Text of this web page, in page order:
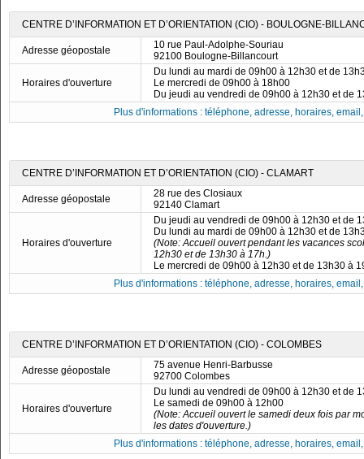
CENTRE D’INFORMATION ET D’ORIENTATION (CIO) - BOULOGNE-
Adresse géopostale
10 rue Paul-Adolphe-Souriau
92100 Boulogne-Billancourt
Horaires d'ouverture
Du lundi au mardi de 09h00 à 12h30 et de
Le mercredi de 09h00 à 18h00
Du jeudi au vendredi de 09h00 à 12h30 et de
Plus d'informations : téléphone, adresse, horaires,
CENTRE D’INFORMATION ET D’ORIENTATION (CIO) - CLAMART
Adresse géopostale
28 rue des Closiaux
92140 Clamart
Horaires d'ouverture
Du jeudi au vendredi de 09h00 à 12h30 et de
Du lundi au mardi de 09h00 à 12h30 et de
(Note: Accueil ouvert pendant les vacances
12h30 et de 13h30 à 17h.)
Le mercredi de 09h00 à 12h30 et de 13h30 à
Plus d'informations : téléphone, adresse, horaires,
CENTRE D’INFORMATION ET D’ORIENTATION (CIO) - COLOMBES
Adresse géopostale
75 avenue Henri-Barbusse
92700 Colombes
Horaires d'ouverture
Du lundi au vendredi de 09h00 à 12h30 et de
Le samedi de 09h00 à 12h00
(Note: Accueil ouvert le samedi deux fois par
les dates d'ouverture.)
Plus d'informations : téléphone, adresse, horaires,